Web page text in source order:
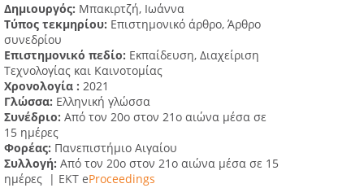
Δημιουργός: Μπακιρτζή, Ιωάννα
Τύπος τεκμηρίου: Επιστημονικό άρθρο, Άρθρο
συνεδρίου
Επιστημονικό πεδίο: Εκπαίδευση, Διαχείριση
Τεχνολογίας και Καινοτομίας
Χρονολογία : 2021
Γλώσσα: Ελληνική γλώσσα
Συνέδριο: Από τον 20ο στον 21ο αιώνα μέσα σε
15 ημέρες
Φορέας: Πανεπιστήμιο Αιγαίου
Συλλογή: Από τον 20ο στον 21ο αιώνα μέσα σε 15
ημέρες | ΕΚΤ eProceedings